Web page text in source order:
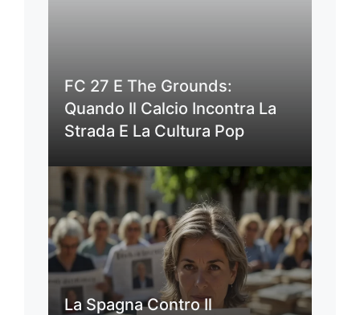
FC 27 E The Grounds:
Quando Il Calcio Incontra La
Strada E La Cultura Pop
La Spagna Contro Il